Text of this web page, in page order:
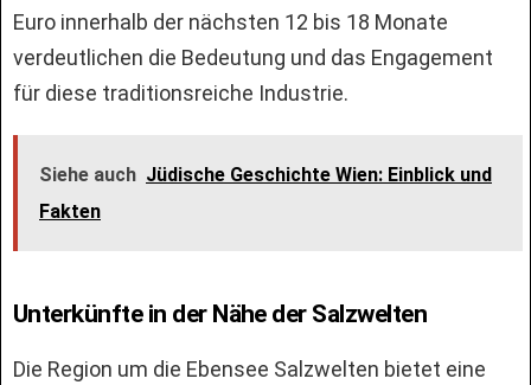
Euro innerhalb der nächsten 12 bis 18 Monate
verdeutlichen die Bedeutung und das Engagement
für diese traditionsreiche Industrie.
Siehe auch Jüdische Geschichte Wien: Einblick und
Fakten
Unterkünfte in der Nähe der Salzwelten
Die Region um die Ebensee Salzwelten bietet eine